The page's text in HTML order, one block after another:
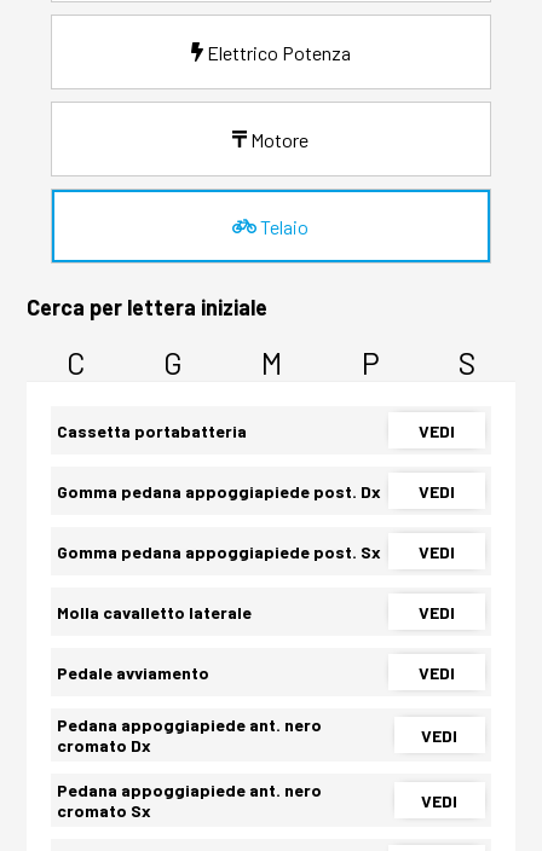
Elettrico Potenza
Motore
Telaio
Cerca per lettera iniziale
C G M P S
Cassetta portabatteria VEDI
Gomma pedana appoggiapiede post. Dx VEDI
Gomma pedana appoggiapiede post. Sx VEDI
Molla cavalletto laterale VEDI
Pedale avviamento VEDI
Pedana appoggiapiede ant. nero
cromato Dx
VEDI
Pedana appoggiapiede ant. nero
cromato Sx
VEDI